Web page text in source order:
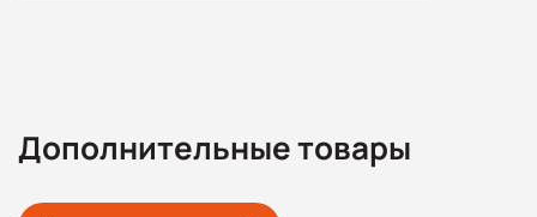
Дополнительные товары